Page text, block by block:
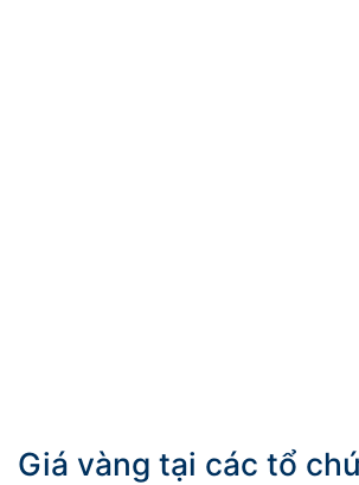
Giá vàng tại các tổ